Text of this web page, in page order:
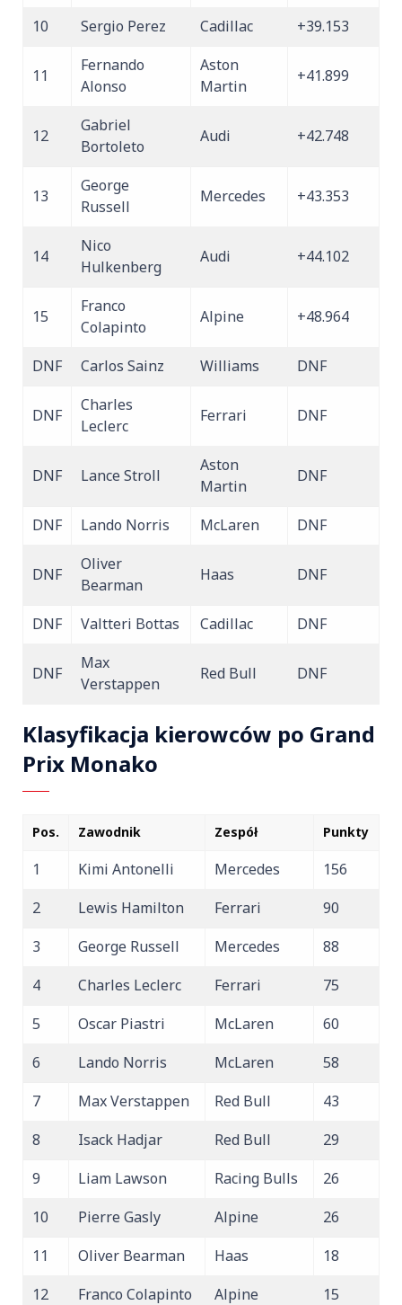
10 Sergio Perez Cadillac +39.153
11
Fernando
Alonso
Aston
Martin
+41.899
12
Gabriel
Bortoleto
Audi +42.748
13
George
Russell
Mercedes +43.353
14
Nico
Hulkenberg
Audi +44.102
15
Franco
Colapinto
Alpine +48.964
DNF Carlos Sainz Williams DNF
DNF
Charles
Leclerc
Ferrari DNF
DNF Lance Stroll
Aston
Martin
DNF
DNF Lando Norris McLaren DNF
DNF
Oliver
Bearman
Haas DNF
DNF Valtteri Bottas Cadillac DNF
DNF
Max
Verstappen
Red Bull DNF
Klasyfikacja kierowców po Grand
Prix Monako
Pos. Zawodnik Zespół Punkty
1 Kimi Antonelli Mercedes
156
2
Lewis Hamilton Ferrari
90
3
George Russell Mercedes
88
4
Charles Leclerc Ferrari
75
5
Oscar Piastri McLaren
60
6
Lando Norris McLaren
58
7
Max Verstappen Red Bull
43
8
Isack Hadjar Red Bull
29
9
Liam Lawson Racing Bulls
26
10
Pierre Gasly Alpine
26
11
Oliver Bearman Haas
18
12
Franco Colapinto Alpine
15